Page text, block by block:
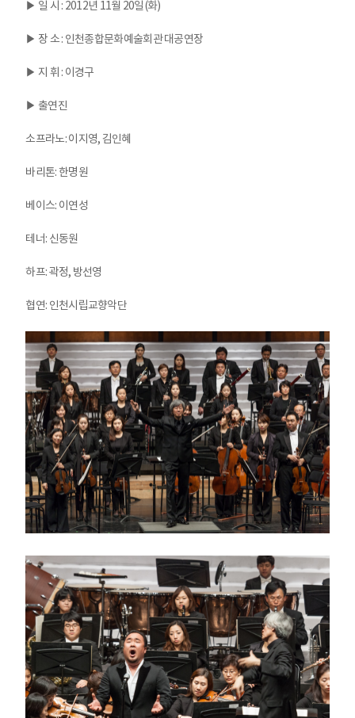
▶ 일 시 : 2012년 11월 20일(화)
▶ 장 소 : 인천종합문화예술회관 대공연장
▶ 지 휘 : 이경구
▶ 출연진
소프라노: 이지영, 김인혜
바리톤: 한명원
베이스: 이연성
테너: 신동원
하프: 곽정, 방선영
협연: 인천시립교향악단